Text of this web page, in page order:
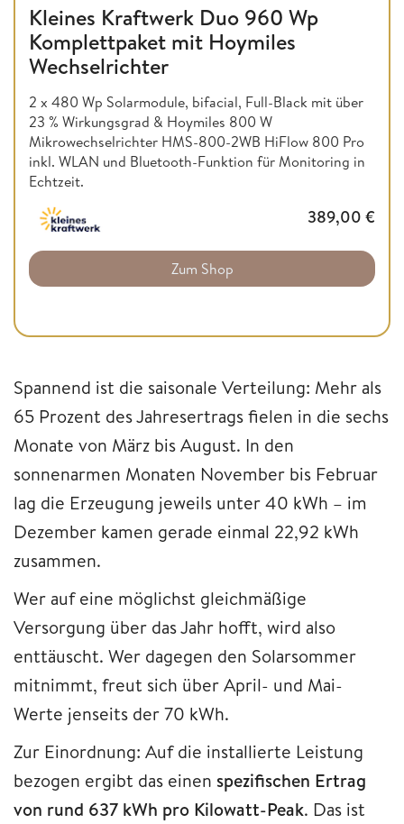
Kleines Kraftwerk Duo 960 Wp
Komplettpaket mit Hoymiles
Wechselrichter
2 x 480 Wp Solarmodule, bifacial, Full-Black mit über
23 % Wirkungsgrad & Hoymiles 800 W
Mikrowechselrichter HMS-800-2WB HiFlow 800 Pro
inkl. WLAN und Bluetooth-Funktion für Monitoring in
Echtzeit.
389,00 €
Zum Shop
Spannend ist die saisonale Verteilung: Mehr als
65 Prozent des Jahresertrags fielen in die sechs
Monate von März bis August. In den
sonnenarmen Monaten November bis Februar
lag die Erzeugung jeweils unter 40 kWh – im
Dezember kamen gerade einmal 22,92 kWh
zusammen.
Wer auf eine möglichst gleichmäßige
Versorgung über das Jahr hofft, wird also
enttäuscht. Wer dagegen den Solarsommer
mitnimmt, freut sich über April- und Mai-
Werte jenseits der 70 kWh.
Zur Einordnung: Auf die installierte Leistung
bezogen ergibt das einen spezifischen Ertrag
von rund 637 kWh pro Kilowatt-Peak. Das ist